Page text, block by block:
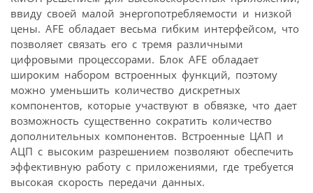
ввиду своей малой энергопотребляемости и низкой
цены. AFE обладает весьма гибким интерфейсом, что
позволяет связать его с тремя различными
цифровыми процессорами. Блок AFE обладает
широким набором встроенных функций, поэтому
можно уменьшить количество дискретных
компонентов, которые участвуют в обвязке, что дает
возможность существенно сократить количество
дополнительных компонентов. Встроенные ЦАП и
АЦП с высоким разрешением позволяют обеспечить
эффективную работу с приложениями, где требуется
высокая скорость передачи данных.